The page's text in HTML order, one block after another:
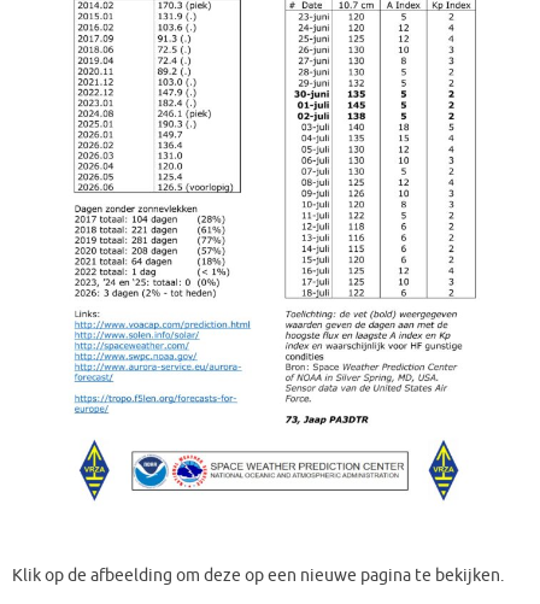
Klik op de afbeelding om deze op een nieuwe pagina te bekijken.